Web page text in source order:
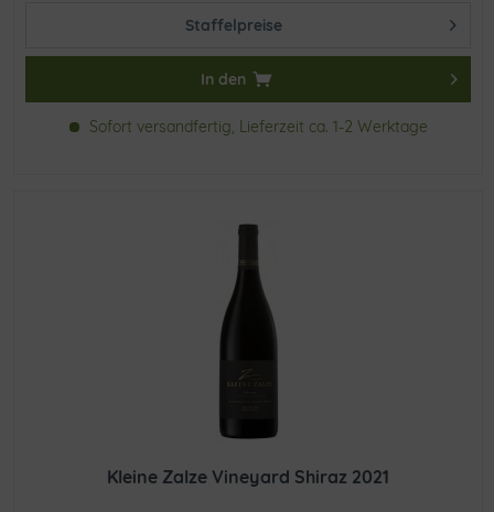
Staffelpreise
In den
Sofort versandfertig, Lieferzeit ca. 1-2 Werktage
Kleine Zalze Vineyard Shiraz 2021